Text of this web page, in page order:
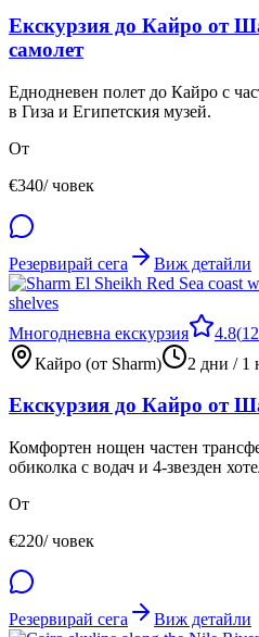
Екскурзия до Кайро от
самолет
Еднодневен полет до Кайро с
в Гиза и Египетския музей.
От
€340/ човек
Резервирай сега Виж детайли
Многодневна екскурзия 4.8(
Кайро (от Sharm)
2 дни / 1
Екскурзия до Кайро от
Комфортен нощен частен
обиколка с водач и 4-звезден
От
€220/ човек
Резервирай сега Виж детайли